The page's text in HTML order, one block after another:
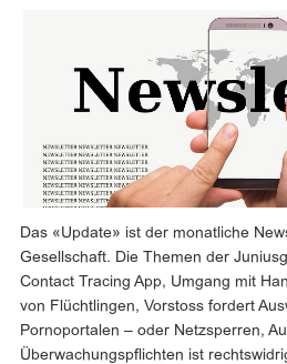
Das «Update» ist der monatliche
Gesellschaft. Die Themen der
Contact Tracing App, Umgang mit
von Flüchtlingen, Vorstoss fordert
Pornoportalen – oder Netzsperren,
Überwachungspflichten ist